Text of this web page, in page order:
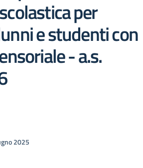
per
e studenti con
- a.s.
2025